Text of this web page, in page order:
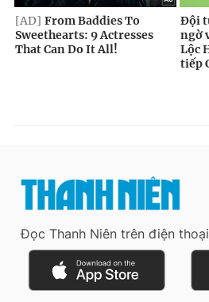
Đọc Thanh Niên trên điện thoại